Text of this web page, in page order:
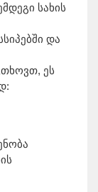
სახის
და
ეს